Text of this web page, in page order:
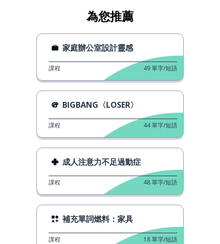
為您推薦
家庭辦公室設計靈感
課程 49單字/短語
BIGBANG〈LOSER〉
課程 44單字/短語
成人注意力不足過動症
課程 48單字/短語
補充單詞燃料：家具
課程 18單字/短語